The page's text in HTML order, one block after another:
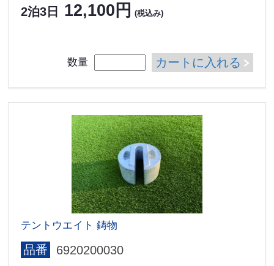
2泊3日 12,100円 (税込み)
数量 カートに入れる
テントウエイト 鋳物
品番 6920200030